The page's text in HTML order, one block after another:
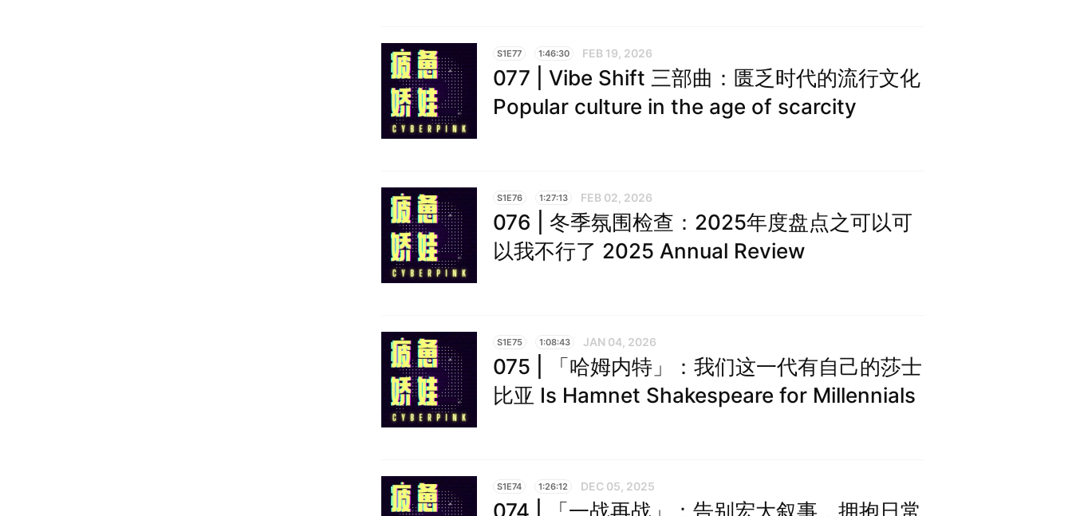
S1E77 1:46:30 FEB 19, 2026
077 | Vibe Shift 三部曲：匮乏时代的流行文化
Popular culture in the age of scarcity
S1E76 1:27:13 FEB 02, 2026
076 | 冬季氛围检查：2025年度盘点之可以可
以我不行了 2025 Annual Review
S1E75 1:08:43 JAN 04, 2026
075 | 「哈姆内特」：我们这一代有自己的莎士
比亚 Is Hamnet Shakespeare for Millennials
S1E74 1:26:12 DEC 05, 2025
074 | 「一战再战」：告别宏大叙事，拥抱日常